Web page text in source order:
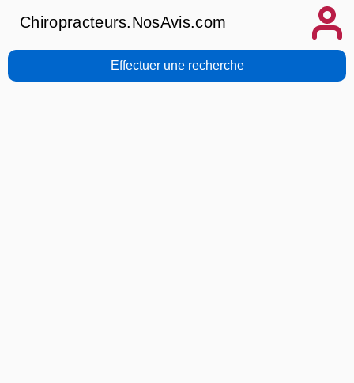
Chiropracteurs.NosAvis.com
Effectuer une recherche